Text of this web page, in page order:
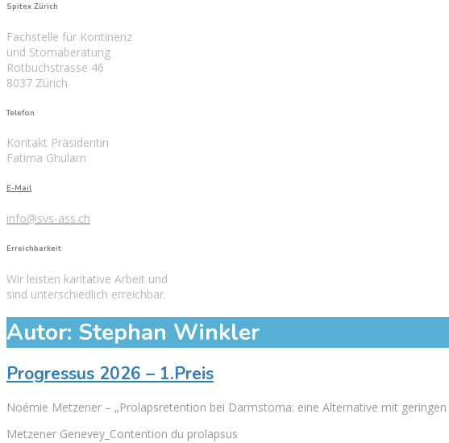
Spitex Zürich
Fachstelle für Kontinenz
und Stomaberatung
Rotbuchstrasse 46
8037 Zürich
Telefon
Kontakt Präsidentin
Fatima Ghulam
E-Mail
info@svs-ass.ch
Erreichbarkeit
Wir leisten karitative Arbeit und
sind unterschiedlich erreichbar.
Autor: Stephan Winkler
Progressus 2026 – 1.Preis
Noémie Metzener – „Prolapsretention bei Darmstoma: eine Alternative mit geringen
Metzener Genevey_Contention du prolapsus